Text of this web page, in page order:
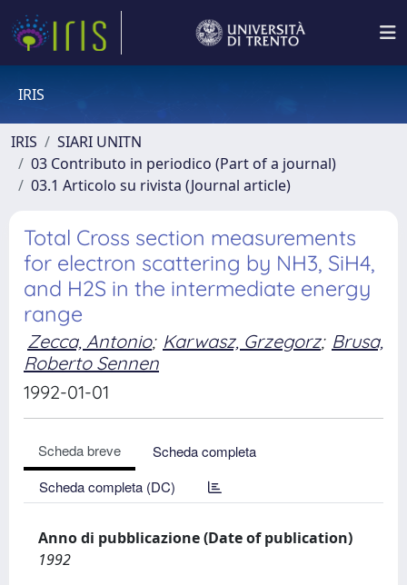
IRIS
IRIS
SIARI UNITN
03 Contributo in periodico (Part of a journal)
03.1 Articolo su rivista (Journal article)
Total Cross section measurements
for electron scattering by NH3, SiH4,
and H2S in the intermediate energy
range
Zecca, Antonio; Karwasz, Grzegorz; Brusa,
Roberto Sennen
1992-01-01
Scheda breve
Scheda completa
Scheda completa (DC)
Anno di pubblicazione (Date of publication)
1992